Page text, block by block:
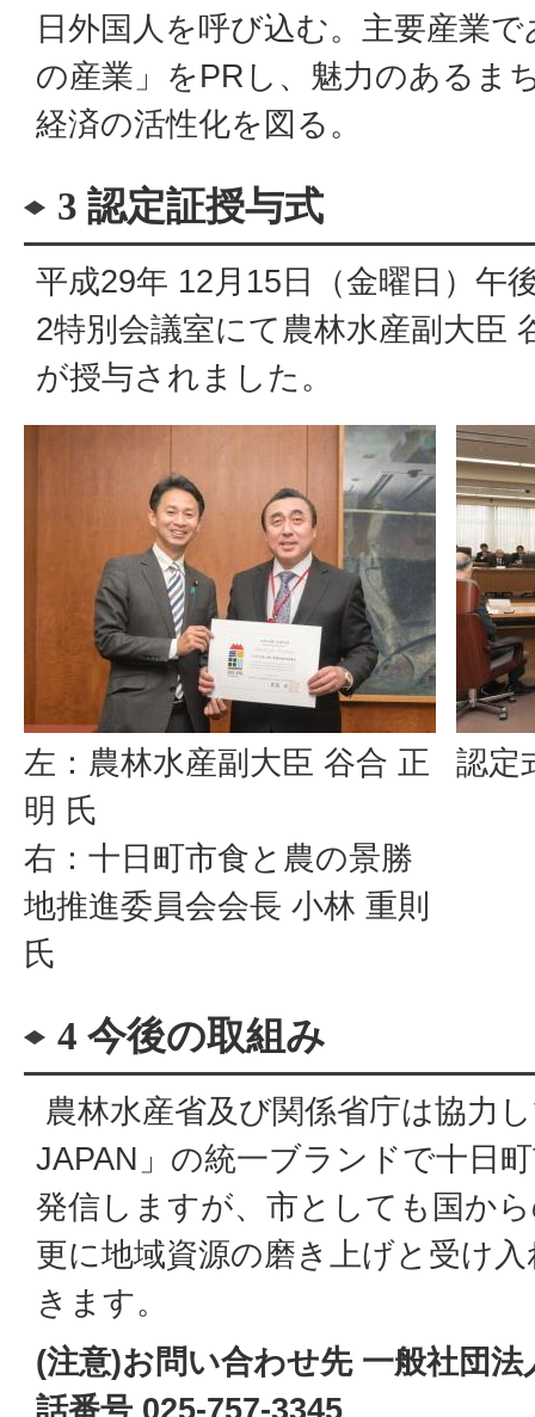
日外国人を呼び込む。主要産業
の産業」をPRし、魅力のあるま
経済の活性化を図る。
3 認定証授与式
平成29年 12月15日（金曜日）午
2特別会議室にて農林水産副大臣
が授与されました。
左：農林水産副大臣 谷合 正
明 氏
右：十日町市食と農の景勝
地推進委員会会長 小林 重則
氏
認定
4 今後の取組み
農林水産省及び関係省庁は協力
JAPAN」の統一ブランドで十日
発信しますが、市としても国か
更に地域資源の磨き上げと受け
きます。
(注意)お問い合わせ先 一般社団
話番号 025-757-3345